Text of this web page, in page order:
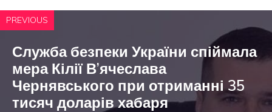
PREVIOUS
Служба безпеки України спіймала
мера Кілії В’ячеслава
Чернявського при отриманні 35
тисяч доларів хабаря